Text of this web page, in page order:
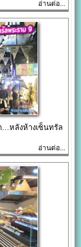
อ่านต่อ...
…หลังห้างเซ็นทรัล
อ่านต่อ...